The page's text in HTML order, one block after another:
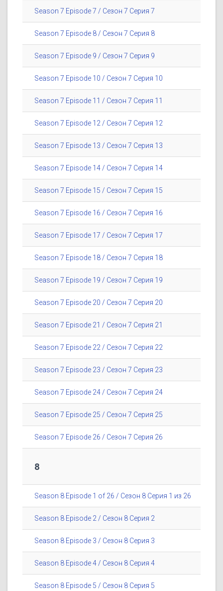
Season 7 Episode 7 / Сезон 7 Серия 7
Season 7 Episode 8 / Сезон 7 Серия 8
Season 7 Episode 9 / Сезон 7 Серия 9
Season 7 Episode 10 / Сезон 7 Серия 10
Season 7 Episode 11 / Сезон 7 Серия 11
Season 7 Episode 12 / Сезон 7 Серия 12
Season 7 Episode 13 / Сезон 7 Серия 13
Season 7 Episode 14 / Сезон 7 Серия 14
Season 7 Episode 15 / Сезон 7 Серия 15
Season 7 Episode 16 / Сезон 7 Серия 16
Season 7 Episode 17 / Сезон 7 Серия 17
Season 7 Episode 18 / Сезон 7 Серия 18
Season 7 Episode 19 / Сезон 7 Серия 19
Season 7 Episode 20 / Сезон 7 Серия 20
Season 7 Episode 21 / Сезон 7 Серия 21
Season 7 Episode 22 / Сезон 7 Серия 22
Season 7 Episode 23 / Сезон 7 Серия 23
Season 7 Episode 24 / Сезон 7 Серия 24
Season 7 Episode 25 / Сезон 7 Серия 25
Season 7 Episode 26 / Сезон 7 Серия 26
8
Season 8 Episode 1 of 26 / Сезон 8 Серия 1 из 26
Season 8 Episode 2 / Сезон 8 Серия 2
Season 8 Episode 3 / Сезон 8 Серия 3
Season 8 Episode 4 / Сезон 8 Серия 4
Season 8 Episode 5 / Сезон 8 Серия 5